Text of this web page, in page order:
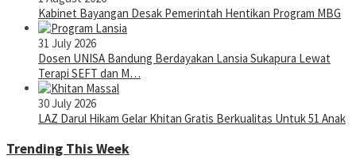
Kabinet Bayangan Desak Pemerintah Hentikan Program MBG
31 July 2026
Dosen UNISA Bandung Berdayakan Lansia Sukapura Lewat
Terapi SEFT dan M…
30 July 2026
LAZ Darul Hikam Gelar Khitan Gratis Berkualitas Untuk 51 Anak
Trending This Week